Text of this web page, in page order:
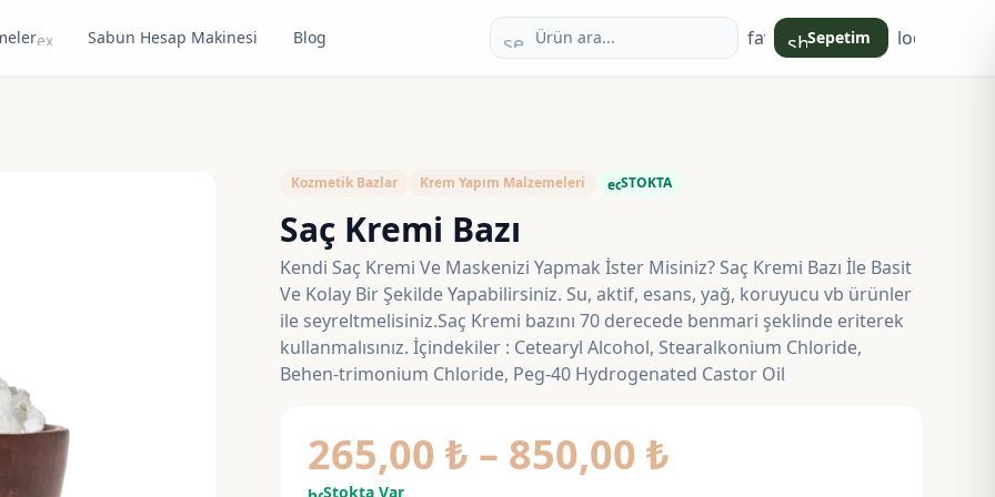
expand_moreSabun Hesap Makinesi Blog search favoriteshopping_bag
Sepetim login
Kozmetik Bazlar Krem Yapım Malzemeleri ecoSTOKTA
Saç Kremi Bazı
Kendi Saç Kremi Ve Maskenizi Yapmak İster Misiniz? Saç Kremi Bazı İle Basit
Ve Kolay Bir Şekilde Yapabilirsiniz. Su, aktif, esans, yağ, koruyucu vb ürünler
ile seyreltmelisiniz.Saç Kremi bazını 70 derecede benmari şeklinde eriterek
kullanmalısınız. İçindekiler : Cetearyl Alcohol, Stearalkonium Chloride,
Behen-trimonium Chloride, Peg-40 Hydrogenated Castor Oil
265,00 ₺ – 850,00 ₺
Stokta Var